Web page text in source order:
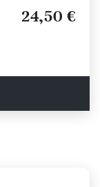
24,50 €